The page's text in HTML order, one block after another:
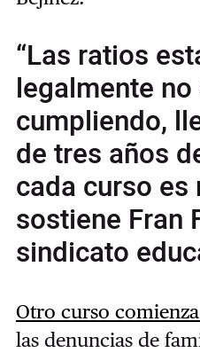
“Las ratios
legalmente
cumpliendo,
de tres años
cada curso es
sostiene Fran
sindicato
Otro curso
las denuncias de